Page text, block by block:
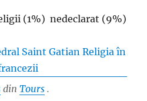
(1%) nedeclarat (9%)
dinTours .